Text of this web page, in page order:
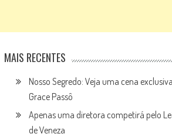
MAIS RECENTES
Nosso Segredo: Veja uma cena
Grace Passô
Apenas uma diretora competirá pelo
de Veneza